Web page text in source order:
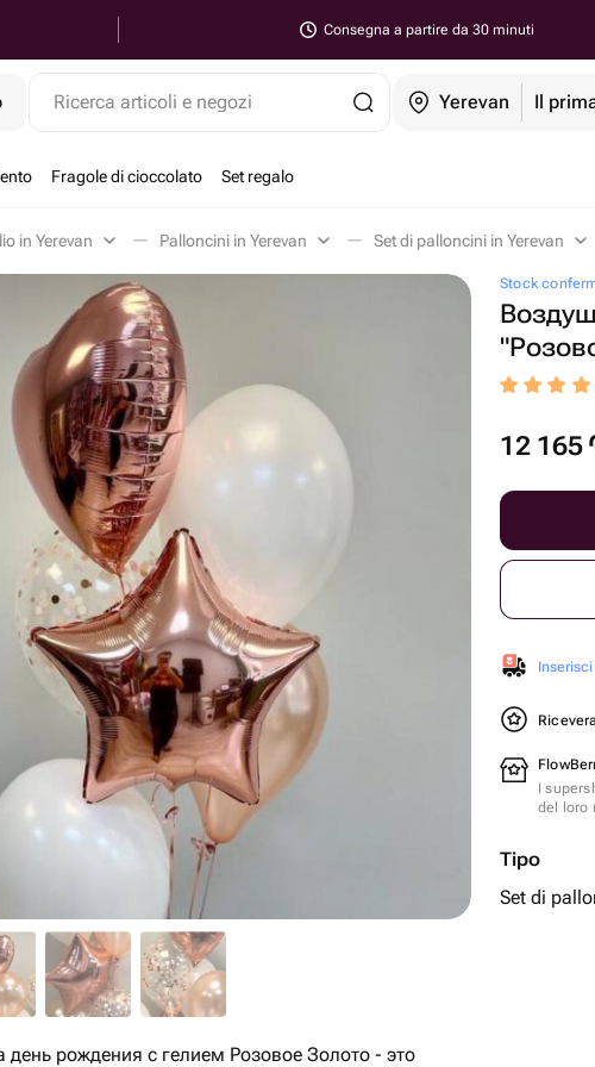
Consegna a partire da 30 minuti
Ricerca articoli e negozi Yerevan Il
Fragole di cioccolato Set regalo
in Yerevan Palloncini in Yerevan Set di palloncini in Yerevan
Stock
12 165
I
del loro
Tipo
Set di
рождения с гелием Розовое Золото - это